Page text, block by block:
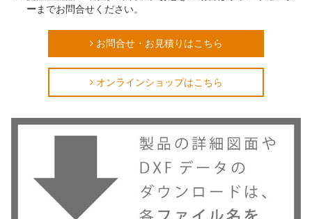
ーまでお問合せください。
お問合せ・お見積りはこちら
オンラインショップはこちら